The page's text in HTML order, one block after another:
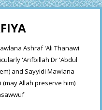
Ashraf 'Ali Thanawi
'Arifbillah Dr 'Abdul
and Sayyidi Mawlana
Allah preserve him)